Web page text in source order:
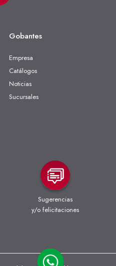
Gobantes
Empresa
Catálogos
Noticias
Sucursales
Sugerencias
y/o felicitaciones